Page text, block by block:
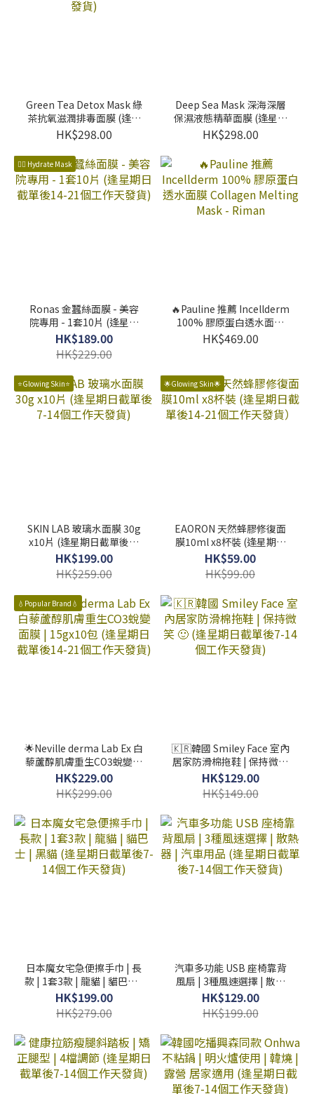
Green Tea Detox Mask 綠
茶抗氧滋潤排毒面膜 (逢星
期日截單後7-14個工作天
發貨)
HK$298.00
Deep Sea Mask 深海深層
保濕液態精華面膜 (逢星期
日截單後7-14個工作天發
HK$298.00
👍🏻 Hydrate Mask
Ronas 金蠶絲面膜 - 美容
院專用 - 1套10片 (逢星期
日截單後14-21個工作天發
貨)
HK$189.00
HK$229.00
🔥Pauline 推薦 Incellderm
100% 膠原蛋白透水面膜
Collagen Melting Mask -
Riman
HK$469.00
⭐️Glowing Skin⭐️
SKIN LAB 玻璃水面膜 30g
x10片 (逢星期日截單後7-
14個工作天發貨)
HK$199.00
HK$259.00
🌟Glowing Skin🌟
EAORON 天然蜂膠修復面
膜10ml x8杯裝 (逢星期日
截單後14-21個工作天發
貨）
HK$59.00
HK$99.00
💧Popular Brand💧
🌟Neville derma Lab Ex 白
藜蘆醇肌膚重生CO3蛻變面
膜 | 15gx10包 (逢星期日截
單後14-21個工作天發貨)
HK$229.00
HK$299.00
🇰🇷韓國 Smiley Face 室內
居家防滑棉拖鞋 | 保持微笑
🙂 (逢星期日截單後7-14個
工作天發貨)
HK$129.00
HK$149.00
日本魔女宅急便擦手巾 | 長
款 | 1套3款 | 龍貓 | 貓巴士 |
黑貓 (逢星期日截單後7-14
個工作天發貨)
HK$199.00
HK$279.00
汽車多功能 USB 座椅靠背
風扇 | 3種風速選擇 | 散熱
器 | 汽車用品 (逢星期日截
單後7-14個工作天發貨)
HK$129.00
HK$199.00